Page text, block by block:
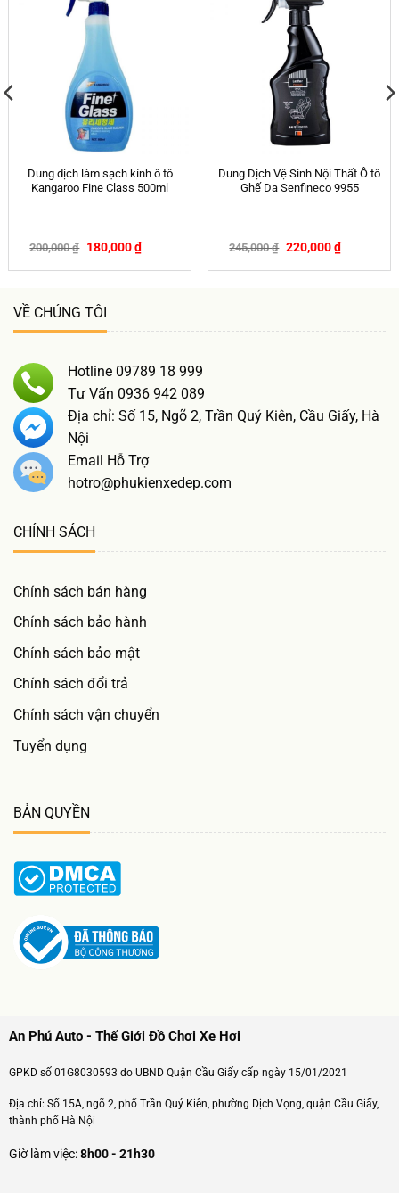
Dung dịch làm sạch kính ô tô
Kangaroo Fine Class 500ml
200,000₫ 180,000₫
Dung Dịch Vệ Sinh Nội Thất Ô tô
Ghế Da Senfineco 9955
245,000₫ 220,000₫
VỀ CHÚNG TÔI
Hotline 09789 18 999
Tư Vấn 0936 942 089
Địa chỉ: Số 15, Ngõ 2, Trần Quý Kiên, Cầu Giấy, Hà
Nội
Email Hỗ Trợ
hotro@phukienxedep.com
CHÍNH SÁCH
Chính sách bán hàng
Chính sách bảo hành
Chính sách bảo mật
Chính sách đổi trả
Chính sách vận chuyển
Tuyển dụng
BẢN QUYỀN
An Phú Auto - Thế Giới Đồ Chơi Xe Hơi
GPKD số 01G8030593 do UBND Quận Cầu Giấy cấp ngày 15/01/2021
Địa chỉ: Số 15A, ngõ 2, phố Trần Quý Kiên, phường Dịch Vọng, quận Cầu Giấy,
thành phố Hà Nội
Giờ làm việc:8h00 - 21h30